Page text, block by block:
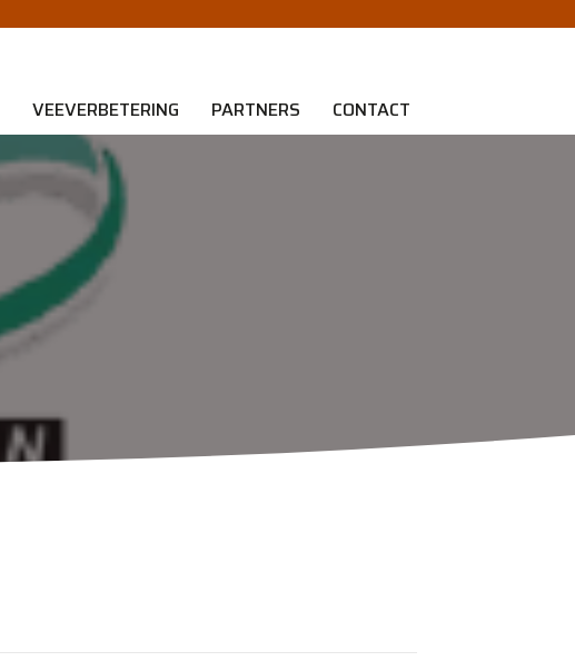
VEEVERBETERING PARTNERS CONTACT